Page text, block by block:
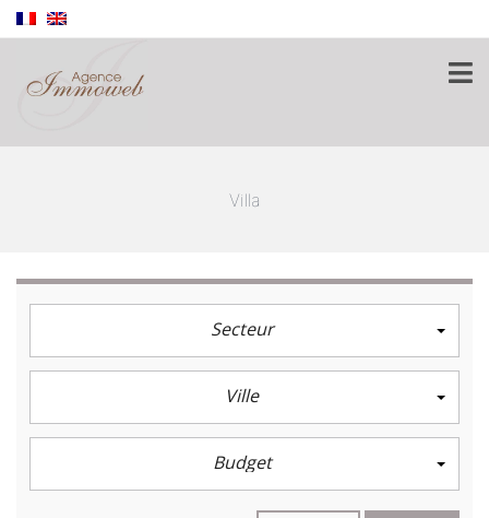
Villa
Secteur
Ville
Budget